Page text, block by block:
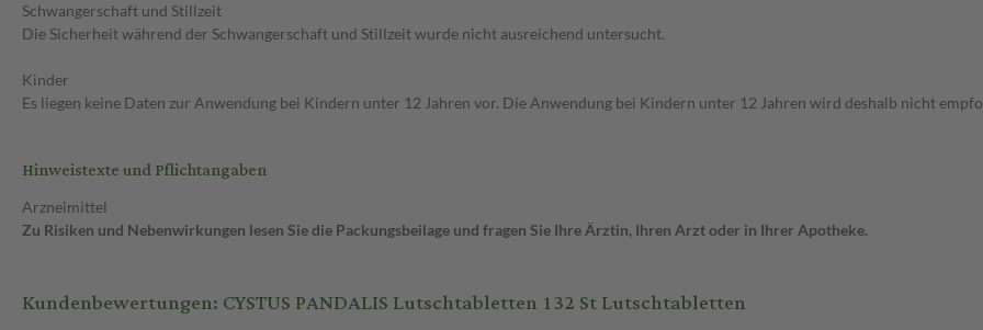
Schwangerschaft und Stillzeit
Die Sicherheit während der Schwangerschaft und Stillzeit wurde nicht ausreichend untersucht.
Kinder
Es liegen keine Daten zur Anwendung bei Kindern unter 12 Jahren vor. Die Anwendung bei Kindern unter 12 Jahren wird deshalb nicht
Hinweistexte und Pflichtangaben
Arzneimittel
Zu Risiken und Nebenwirkungen lesen Sie die Packungsbeilage und fragen Sie Ihre Ärztin, Ihren Arzt oder in Ihrer Apotheke.
Kundenbewertungen: CYSTUS PANDALIS Lutschtabletten 132 St Lutschtabletten